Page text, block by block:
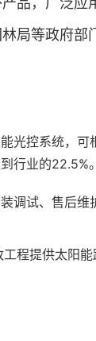
局等政府部
光控系统，
行业的22.5%。
调试、售后
程提供太阳